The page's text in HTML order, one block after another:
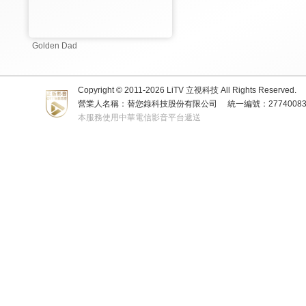
Golden Dad
Copyright © 2011-2026 LiTV 立視科技 All Rights Reserved.
營業人名稱：替您錄科技股份有限公司
統一編號：
本服務使用中華電信影音平台遞送